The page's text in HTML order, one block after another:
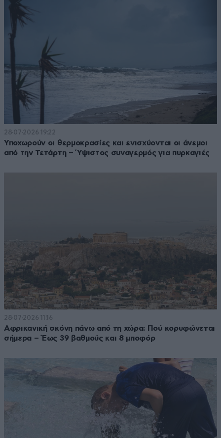
28·07·2026 19:22
Υποχωρούν οι θερμοκρασίες και ενισχύονται οι άνεμοι
από την Τετάρτη – Ύψιστος συναγερμός για πυρκαγιές
28·07·2026 11:16
Αφρικανική σκόνη πάνω από τη χώρα: Πού κορυφώνεται
σήμερα – Έως 39 βαθμούς και 8 μποφόρ